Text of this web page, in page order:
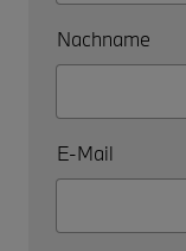
Nachname
E-Mail